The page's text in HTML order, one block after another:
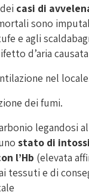
casi di
sono
e agli
d’aria
nel
dei fumi.
legandosi
stato di
l’Hb (elevata
tessuti e di